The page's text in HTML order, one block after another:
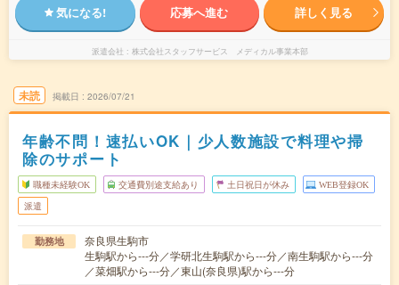
気になる! 応募へ進む 詳しく見る
派遣会社 株式会社スタッフサービス メディカル事業本部
未読 掲載日 2026/07/21
年齢不問！速払いOK｜少人数施設で料理や掃
除のサポート
職種未経験OK 交通費別途支給あり 土日祝日が休み WEB登録OK
派遣
勤務地
奈良県生駒市
生駒駅から---分／学研北生駒駅から---分／南生駒駅から---分
／菜畑駅から---分／東山(奈良県)駅から---分